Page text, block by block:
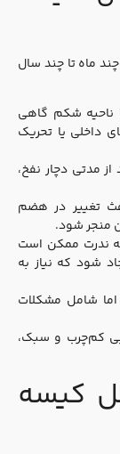
تا چند سال
شکم گاهی
یا تحریک
دچار نفخ،
تغییر در هضم
شود.
ممکن است
که نیاز به
شامل مشکلات
کم‌چرب و سبک،
کیسه